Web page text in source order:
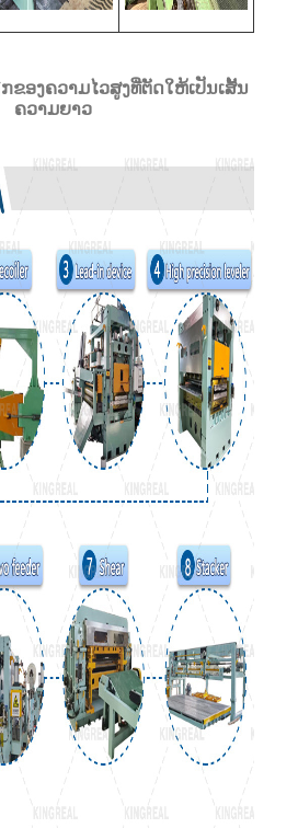
ຂອງຄວາມໄວສູງທີ່ຕັດໃຫ້ເປັນເສັ້ນ
ຄວາມຍາວ